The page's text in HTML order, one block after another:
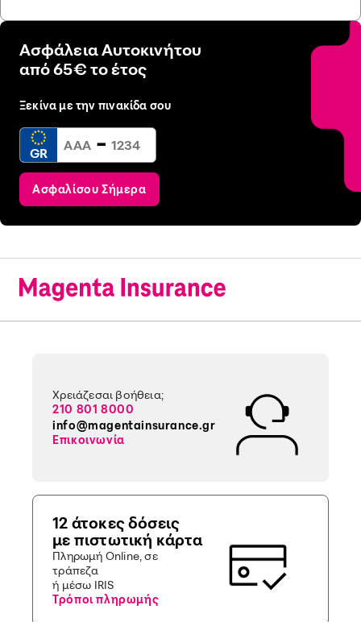
Ασφάλεια Αυτοκινήτου
από 65€ το έτος
Ξεκίνα με την πινακίδα σου
GR -
Ασφαλίσου Σήμερα
Χρειάζεσαι βοήθεια;
210 801 8000
info@magentainsurance.gr
Επικοινωνία
12 άτοκες δόσεις
με πιστωτική κάρτα
Πληρωμή Online, σε
τράπεζα
ή μέσω IRIS
Τρόποι πληρωμής